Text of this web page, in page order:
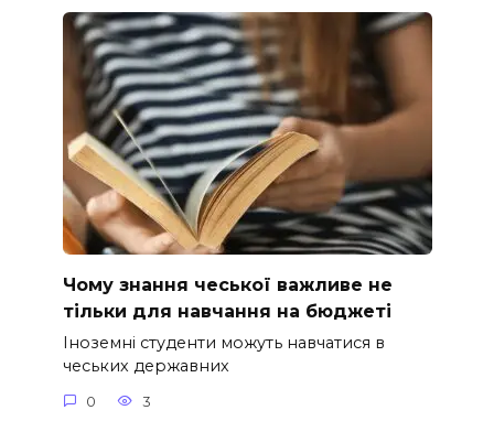
Чому знання чеської важливе не
тільки для навчання на бюджеті
Іноземні студенти можуть навчатися в
чеських державних
0 3